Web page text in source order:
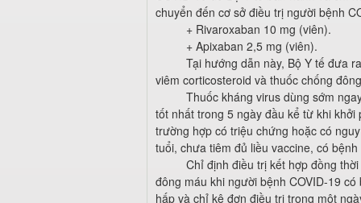
chuyển đến cơ sở điều trị người bệnh
+ Rivaroxaban 10 mg (viên).
+ Apixaban 2,5 mg (viên).
Tại hướng dẫn này, Bộ Y tế đưa
viêm corticosteroid và thuốc chống
Thuốc kháng virus dùng sớm
tốt nhất trong 5 ngày đầu kể từ khi
trường hợp có triệu chứng hoặc có
tuổi, chưa tiêm đủ liều vaccine, có
Chỉ định điều trị kết hợp đồng
đông máu khi người bệnh COVID-19
hấp và chỉ kê đơn điều trị trong một